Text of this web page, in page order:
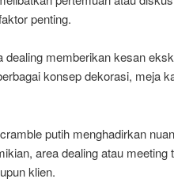
penting.
dealing memberikan kesan
konsep dekorasi, meja
putih menghadirkan
area dealing atau
klien.